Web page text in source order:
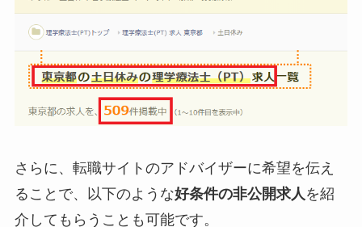
さらに、転職サイトのアドバイザーに希望を伝え
ることで、以下のような好条件の非公開求人を紹
介してもらうことも可能です。